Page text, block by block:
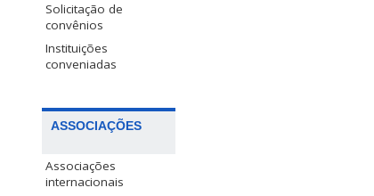
Solicitação de
convênios
Instituições
conveniadas
ASSOCIAÇÕES
Associações
internacionais